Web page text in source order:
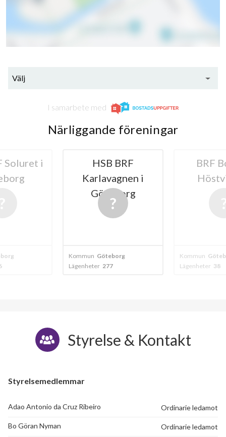
Välj
I samarbete med
Närliggande föreningar
BRF
i
BRF BoKlok
Höstvinden
Kommun Göteborg
Lägenheter 38
Kommun
Styrelse & Kontakt
Styrelsemedlemmar
Adao Antonio da Cruz Ribeiro Ordinarie ledamot
Bo Göran Nyman Ordinarie ledamot